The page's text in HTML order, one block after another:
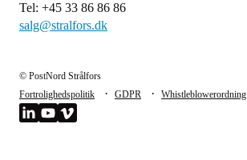
Tel: +45 33 86 86 86
salg@stralfors.dk
© PostNord Strålfors
Fortrolighedspolitik
· GDPR · Whistleblowerordning